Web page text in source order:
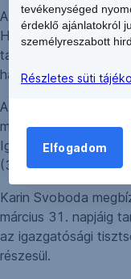
A Társaság
Habeler-Drabek a
tagságáról 2020.
határozat).
A Társaság
megválasztotta
Igazgatóságának
(3/2020. sz.
Karin Svoboda
március 31. napjáig
az igazgatósági
részesül.
tevékenységed
érdeklő ajánlatokról
személyreszabott
Részletes süti
Elfogadom